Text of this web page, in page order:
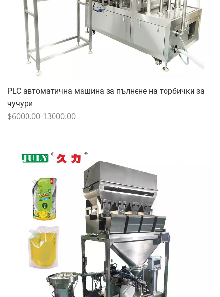
PLC автоматична машина за пълнене на торбички за
чучури
$6000.00-13000.00